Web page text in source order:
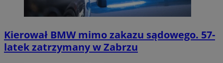
Kierował BMW mimo zakazu sądowego. 57-
latek zatrzymany w Zabrzu